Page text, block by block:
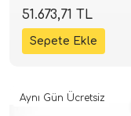
Arac Baslari)
End Amplifikatör | 2
85W RMS | 100dB |
SPLHIFI
51.673,71 TL
Aynı Gün Ücretsiz